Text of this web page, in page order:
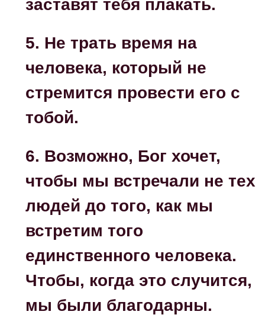
заставят тебя плакать.
5. Не трать время на
человека, который не
стремится провести его с
тобой.
6. Возможно, Бог хочет,
чтобы мы встречали не тех
людей до того, как мы
встретим того
единственного человека.
Чтобы, когда это случится,
мы были благодарны.